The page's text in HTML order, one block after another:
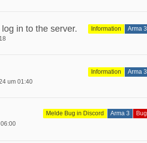
Information Arma 3
in to the server.
Information Arma 3
um 01:40
Melde Bug in Discord Arma 3 Bug